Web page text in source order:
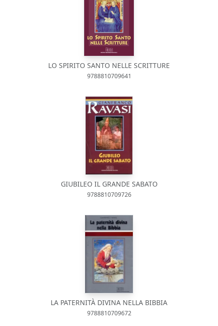
LO SPIRITO SANTO NELLE SCRITTURE
9788810709641
GIUBILEO IL GRANDE SABATO
9788810709726
LA PATERNITÀ DIVINA NELLA BIBBIA
9788810709672